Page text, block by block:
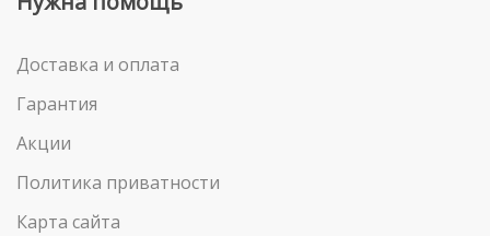
Доставка и оплата
Гарантия
Акции
Политика приватности
Карта сайта